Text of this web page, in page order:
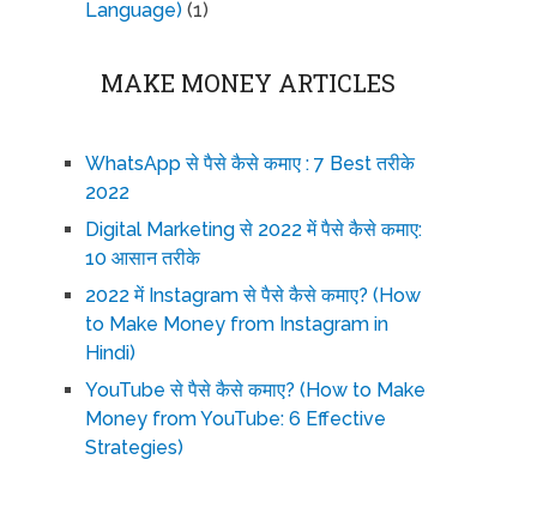
Language)(1)
MAKE MONEY ARTICLES
WhatsApp से पैसे कैसे कमाए : 7 Best तरीके
2022
Digital Marketing से 2022 में पैसे कैसे कमाए:
10 आसान तरीके
2022 में Instagram से पैसे कैसे कमाए? (How
to Make Money from Instagram in
Hindi)
YouTube से पैसे कैसे कमाए? (How to Make
Money from YouTube: 6 Effective
Strategies)